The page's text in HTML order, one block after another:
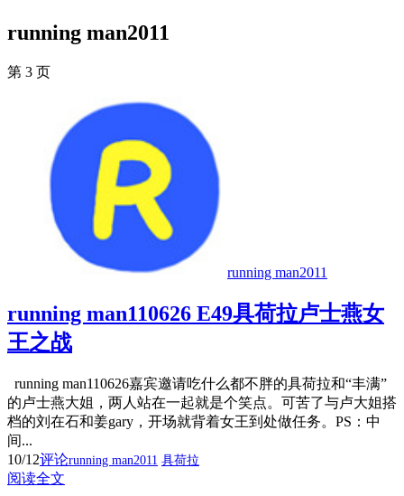
running man2011
第 3 页
running man2011
running man110626 E49具荷拉卢士燕女
王之战
running man110626嘉宾邀请吃什么都不胖的具荷拉和“丰满”
的卢士燕大姐，两人站在一起就是个笑点。可苦了与卢大姐搭
档的刘在石和姜gary，开场就背着女王到处做任务。PS：中
间...
10/12评论running man2011 具荷拉
阅读全文